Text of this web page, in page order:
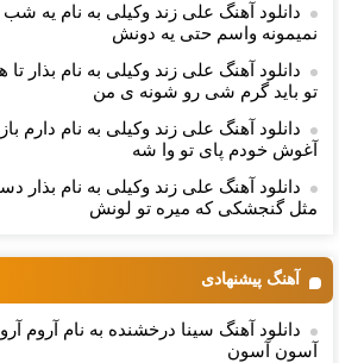
دانلود آهنگ علی زند وکیلی به نام یه
نمیمونه واسم حتی یه دونش
دانلود آهنگ علی زند وکیلی به نام بذار
تو باید گرم شی رو شونه ى من
دانلود آهنگ علی زند وکیلی به نام دارم
آغوش خودم پای تو وا شه
دانلود آهنگ علی زند وکیلی به نام
مثل گنجشكی كه میره تو لونش
آهنگ پیشنهادی
دانلود آهنگ سینا درخشنده به نام آروم
آسون آسون